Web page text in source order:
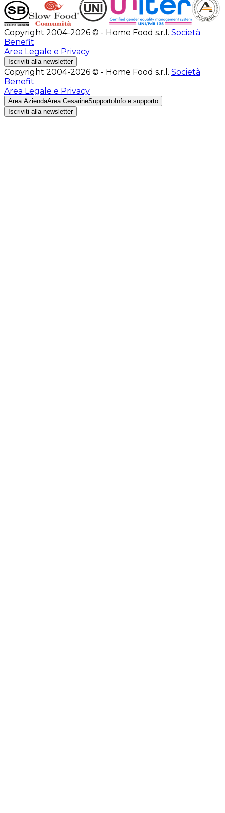
Copyright 2004-2026 © - Home Food s.r.l. Società
Benefit
Area Legale e Privacy
Iscriviti alla newsletter
Copyright 2004-2026 © - Home Food s.r.l. Società
Benefit
Area Legale e Privacy
Area AziendaArea CesarineSupporto Info e supporto
Iscriviti alla newsletter